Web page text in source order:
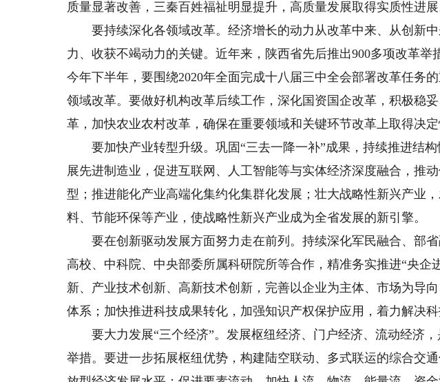
质量显著改善，三秦百姓福祉明显提升，高质量发展取得实质性进展
要持续深化各领域改革。经济增长的动力从改革中来、从创新中
力、收获不竭动力的关键。近年来，陕西省先后推出900多项改革举
今年下半年，要围绕2020年全面完成十八届三中全会部署改革任务
领域改革。要做好机构改革后续工作，深化国资国企改革，积极稳
革，加快农业农村改革，确保在重要领域和关键环节改革上取得决定
要加快产业转型升级。巩固“三去一降一补”成果，持续推进结构
展先进制造业，促进互联网、人工智能等与实体经济深度融合，推
型；推进能化产业高端化集约化集群化发展；壮大战略性新兴产业
料、节能环保等产业，使战略性新兴产业成为全省发展的新引擎。
要在创新驱动发展方面努力走在前列。持续深化军民融合、部省
高校、中科院、中央部委所属科研院所等合作，精准务实推进“央企
新、产业技术创新、高新技术创新，完善以企业为主体、市场为导
体系；加快推进科技成果转化，加强知识产权保护应用，着力解决科
要大力发展“三个经济”。发展枢纽经济、门户经济、流动经济，
举措。要进一步拓展枢纽优势，构建陆空联动、多式联运的综合交